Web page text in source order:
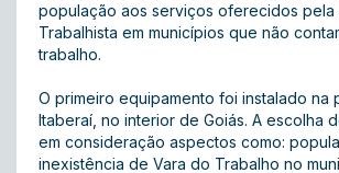
população aos serviços oferecidos pela
Trabalhista em municípios que não
trabalho.
O primeiro equipamento foi instalado na
Itaberaí, no interior de Goiás. A escolha
em consideração aspectos como:
inexistência de Vara do Trabalho no